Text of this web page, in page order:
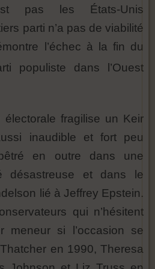
pas les États-Unis
parti n’a pas de viabilité
l’échec à la fin du
populiste dans l’Ouest
électorale fragilise un Keir
inaudible et fort peu
en outre dans une
désastreuse et dans le
lié à Jeffrey Epstein.
qui n’hésitent
meneur si l’occasion se
en 1990, Theresa